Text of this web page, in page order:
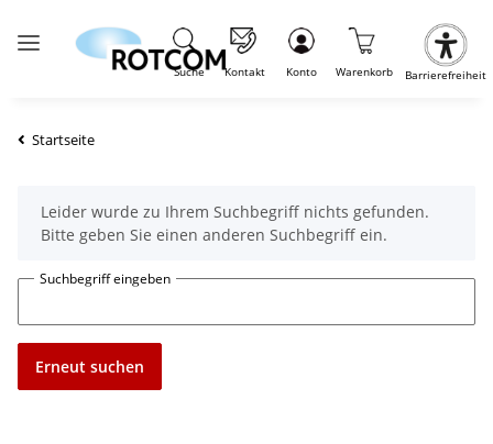
Suche Kontakt Konto Warenkorb Barrierefreiheit
Startseite
xLeider wurde zu Ihrem Suchbegriff nichts gefunden.
Bitte geben Sie einen anderen Suchbegriff ein.
Suchbegriff eingeben
Erneut suchen